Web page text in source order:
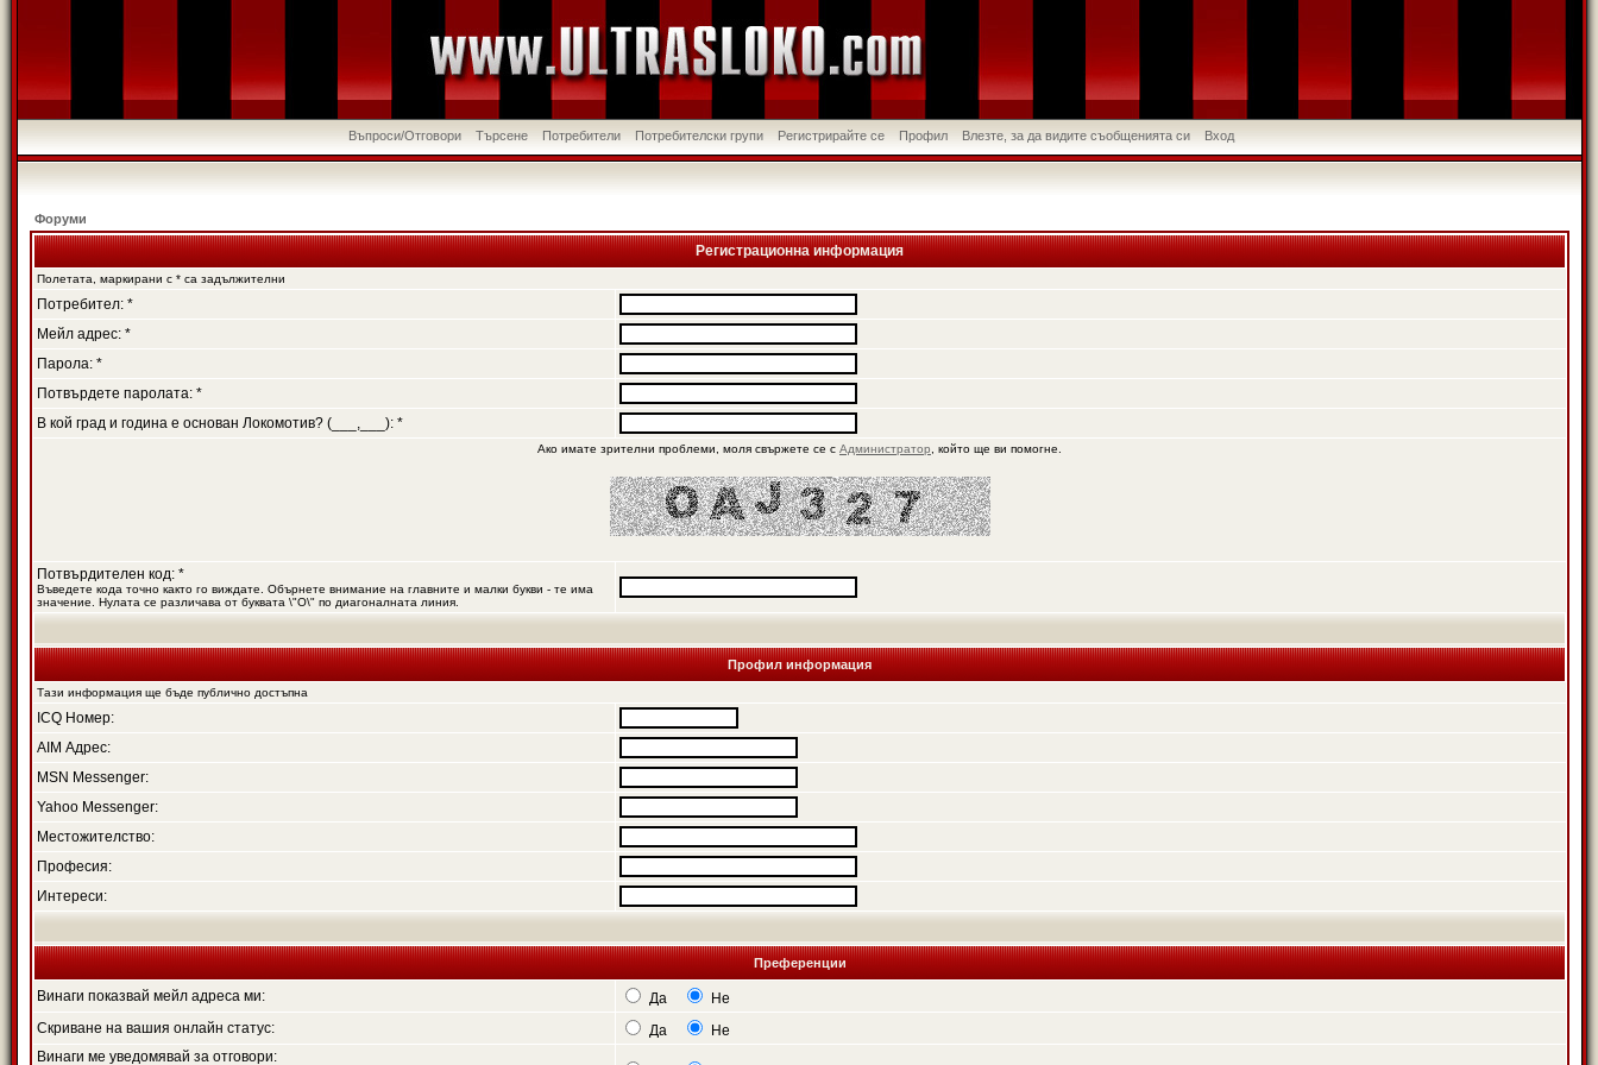
Въпроси/Отговори Търсене Потребители Потребителски групи Регистрирайте се Профил Влезте, за да видите съобщенията си Вход
Форуми
Регистрационна информация
Полетата, маркирани с * са задължителни
Потребител: *
Мейл адрес: *
Парола: *
Потвърдете паролата: *
В кой град и година е основан Локомотив? (___,___): *
Ако имате зрителни проблеми, моля свържете се с Администратор , който ще ви помогне.
Потвърдителен код: *
Въведете кода точно както го виждате. Обърнете внимание на главните и малки букви - те има
значение. Нулата се различава от буквата \"O\" по диагоналната линия.
Профил информация
Тази информация ще бъде публично достъпна
ICQ Номер:
AIM Адрес:
MSN Messenger:
Yahoo Messenger:
Местожителство:
Професия:
Интереси:
Преференции
Винаги показвай мейл адреса ми: Да
Не
Скриване на вашия онлайн статус:
Да
Не
Винаги ме уведомявай за отговори: